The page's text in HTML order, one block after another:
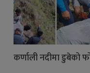
कर्णाली नदीमा डुबेको